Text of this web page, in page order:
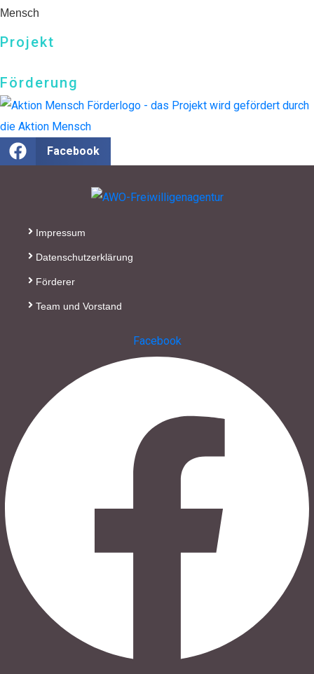
Mensch
Projekt
Förderung
Facebook
Impressum
Datenschutzerklärung
Förderer
Team und Vorstand
Facebook
Kontakt:
38300 Wolfenbüttel
s.baranowski [at] freiwillig-engagiert.de